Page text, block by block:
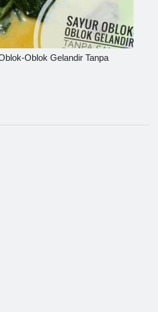
Oblok Gelandir Tanpa